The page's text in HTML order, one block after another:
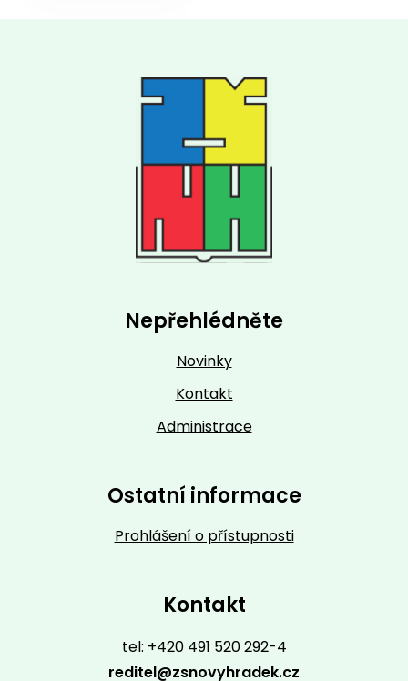
Nepřehlédněte
Novinky
Kontakt
Administrace
Ostatní informace
Prohlášení o přístupnosti
Kontakt
tel: +420 491 520 292-4
reditel@zsnovyhradek.cz